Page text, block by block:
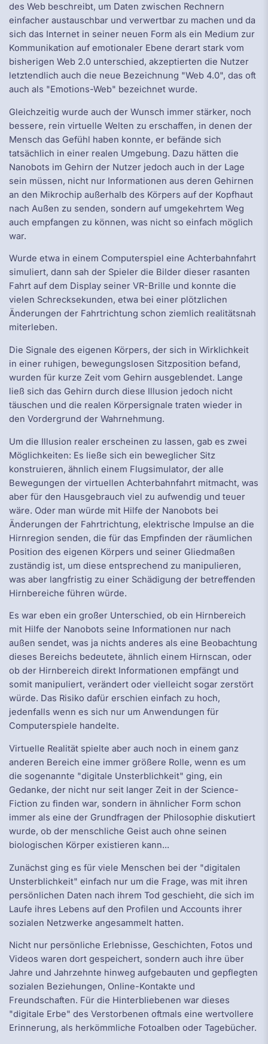
des Web beschreibt, um Daten zwischen Rechnern
einfacher austauschbar und verwertbar zu machen und da
sich das Internet in seiner neuen Form als ein Medium zur
Kommunikation auf emotionaler Ebene derart stark vom
bisherigen Web 2.0 unterschied, akzeptierten die Nutzer
letztendlich auch die neue Bezeichnung "Web 4.0", das oft
auch als "Emotions-Web" bezeichnet wurde.
Gleichzeitig wurde auch der Wunsch immer stärker, noch
bessere, rein virtuelle Welten zu erschaffen, in denen der
Mensch das Gefühl haben konnte, er befände sich
tatsächlich in einer realen Umgebung. Dazu hätten die
Nanobots im Gehirn der Nutzer jedoch auch in der Lage
sein müssen, nicht nur Informationen aus deren Gehirnen
an den Mikrochip außerhalb des Körpers auf der Kopfhaut
nach Außen zu senden, sondern auf umgekehrtem Weg
auch empfangen zu können, was nicht so einfach möglich
war.
Wurde etwa in einem Computerspiel eine Achterbahnfahrt
simuliert, dann sah der Spieler die Bilder dieser rasanten
Fahrt auf dem Display seiner VR-Brille und konnte die
vielen Schrecksekunden, etwa bei einer plötzlichen
Änderungen der Fahrtrichtung schon ziemlich realitätsnah
miterleben.
Die Signale des eigenen Körpers, der sich in Wirklichkeit
in einer ruhigen, bewegungslosen Sitzposition befand,
wurden für kurze Zeit vom Gehirn ausgeblendet. Lange
ließ sich das Gehirn durch diese Illusion jedoch nicht
täuschen und die realen Körpersignale traten wieder in
den Vordergrund der Wahrnehmung.
Um die Illusion realer erscheinen zu lassen, gab es zwei
Möglichkeiten: Es ließe sich ein beweglicher Sitz
konstruieren, ähnlich einem Flugsimulator, der alle
Bewegungen der virtuellen Achterbahnfahrt mitmacht, was
aber für den Hausgebrauch viel zu aufwendig und teuer
wäre. Oder man würde mit Hilfe der Nanobots bei
Änderungen der Fahrtrichtung, elektrische Impulse an die
Hirnregion senden, die für das Empfinden der räumlichen
Position des eigenen Körpers und seiner Gliedmaßen
zuständig ist, um diese entsprechend zu manipulieren,
was aber langfristig zu einer Schädigung der betreffenden
Hirnbereiche führen würde.
Es war eben ein großer Unterschied, ob ein Hirnbereich
mit Hilfe der Nanobots seine Informationen nur nach
außen sendet, was ja nichts anderes als eine Beobachtung
dieses Bereichs bedeutete, ähnlich einem Hirnscan, oder
ob der Hirnbereich direkt Informationen empfängt und
somit manipuliert, verändert oder vielleicht sogar zerstört
würde. Das Risiko dafür erschien einfach zu hoch,
jedenfalls wenn es sich nur um Anwendungen für
Computerspiele handelte.
Virtuelle Realität spielte aber auch noch in einem ganz
anderen Bereich eine immer größere Rolle, wenn es um
die sogenannte "digitale Unsterblichkeit" ging, ein
Gedanke, der nicht nur seit langer Zeit in der Science-
Fiction zu finden war, sondern in ähnlicher Form schon
immer als eine der Grundfragen der Philosophie diskutiert
wurde, ob der menschliche Geist auch ohne seinen
biologischen Körper existieren kann...
Zunächst ging es für viele Menschen bei der "digitalen
Unsterblichkeit" einfach nur um die Frage, was mit ihren
persönlichen Daten nach ihrem Tod geschieht, die sich im
Laufe ihres Lebens auf den Profilen und Accounts ihrer
sozialen Netzwerke angesammelt hatten.
Nicht nur persönliche Erlebnisse, Geschichten, Fotos und
Videos waren dort gespeichert, sondern auch ihre über
Jahre und Jahrzehnte hinweg aufgebauten und gepflegten
sozialen Beziehungen, Online-Kontakte und
Freundschaften. Für die Hinterbliebenen war dieses
"digitale Erbe" des Verstorbenen oftmals eine wertvollere
Erinnerung, als herkömmliche Fotoalben oder Tagebücher.